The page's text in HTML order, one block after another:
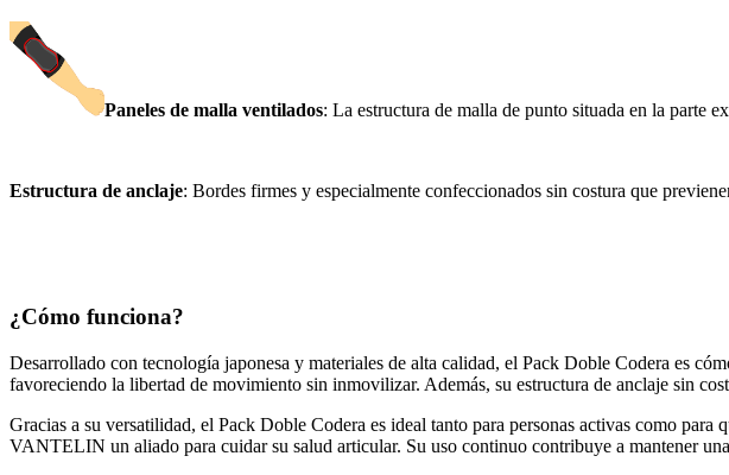
Paneles de malla ventilados: La estructura de malla de punto situada en la parte
Estructura de anclaje: Bordes firmes y especialmente confeccionados sin costura que
¿Cómo funciona?
Desarrollado con tecnología japonesa y materiales de alta calidad, el Pack Doble Codera es
favoreciendo la libertad de movimiento sin inmovilizar. Además, su estructura de anclaje sin
Gracias a su versatilidad, el Pack Doble Codera es ideal tanto para personas activas como
VANTELIN un aliado para cuidar su salud articular. Su uso continuo contribuye a mantener